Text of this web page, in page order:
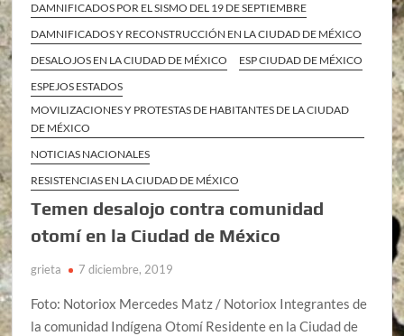
DAMNIFICADOS POR EL SISMO DEL 19 DE SEPTIEMBRE
DAMNIFICADOS Y RECONSTRUCCIÓN EN LA CIUDAD DE MÉXICO
DESALOJOS EN LA CIUDAD DE MÉXICO
ESP CIUDAD DE MÉXICO
ESPEJOS ESTADOS
MOVILIZACIONES Y PROTESTAS DE HABITANTES DE LA CIUDAD
DE MÉXICO
NOTICIAS NACIONALES
RESISTENCIAS EN LA CIUDAD DE MÉXICO
Temen desalojo contra comunidad
otomí en la Ciudad de México
grieta 7 diciembre, 2019
Foto: Notoriox Mercedes Matz / Notoriox Integrantes de
la comunidad Indígena Otomí Residente en la Ciudad de